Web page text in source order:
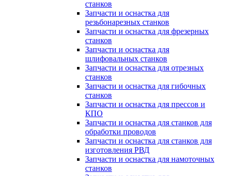
станков
Запчасти и оснастка для
резьбонарезных станков
Запчасти и оснастка для фрезерных
станков
Запчасти и оснастка для
шлифовальных станков
Запчасти и оснастка для отрезных
станков
Запчасти и оснастка для гибочных
станков
Запчасти и оснастка для прессов и
КПО
Запчасти и оснастка для станков для
обработки проводов
Запчасти и оснастка для станков для
изготовления РВД
Запчасти и оснастка для намоточных
станков